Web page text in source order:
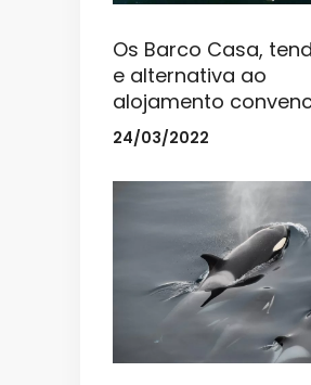
Os Barco Casa,
e alternativa ao
alojamento
24/03/2022